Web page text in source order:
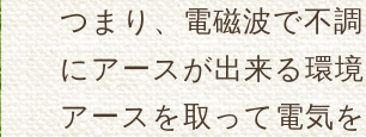
つまり、電磁波で不
にアースが出来る環
アースを取って電気